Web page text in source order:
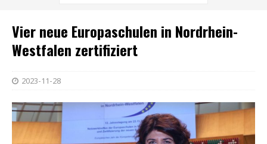
Vier neue Europaschulen in Nordrhein-
Westfalen zertifiziert
2023-11-28